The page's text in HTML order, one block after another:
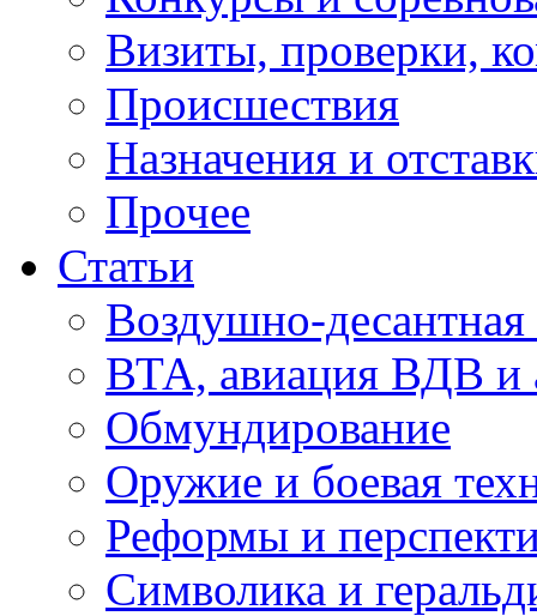
Визиты, проверки,
Происшествия
Назначения и
Прочее
Статьи
Воздушно-десантная
ВТА, авиация ВДВ и
Обмундирование
Оружие и боевая
Реформы и
Символика и